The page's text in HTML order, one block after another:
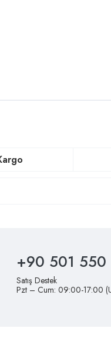
+90 501 550
Satış Destek
Pzt – Cum: 09:00-17:00